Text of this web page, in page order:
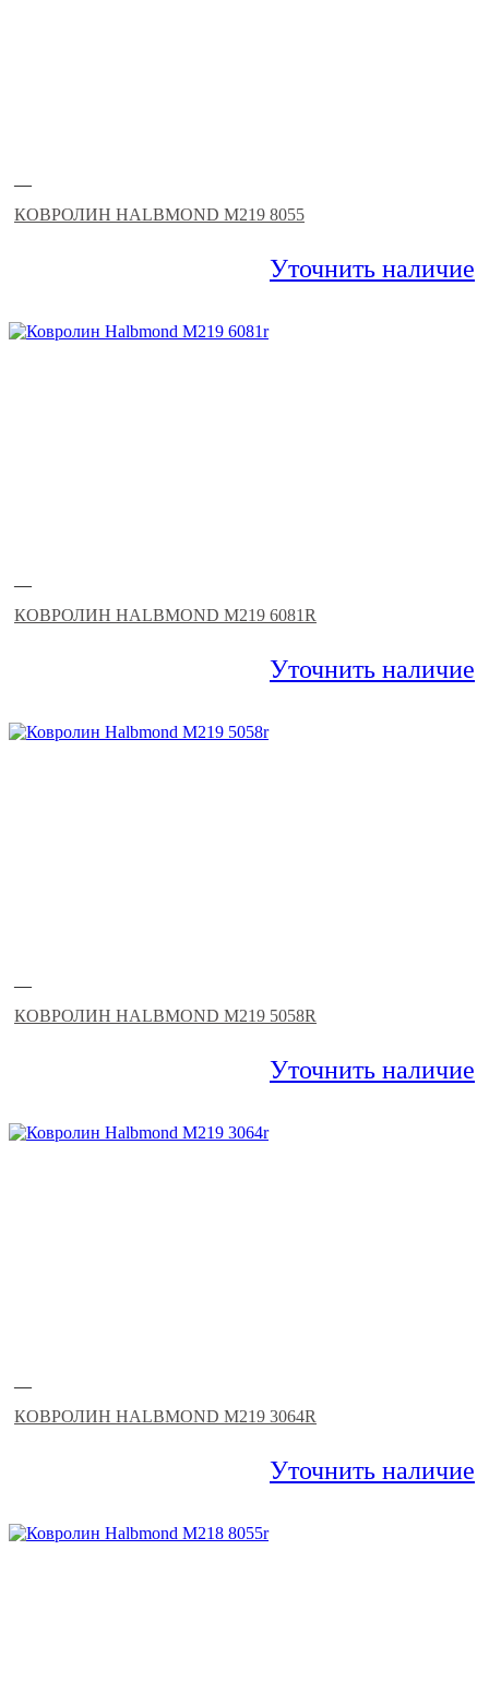
—
КОВРОЛИН HALBMOND M219 8055
Уточнить наличие
—
КОВРОЛИН HALBMOND M219 6081R
Уточнить наличие
—
КОВРОЛИН HALBMOND M219 5058R
Уточнить наличие
—
КОВРОЛИН HALBMOND M219 3064R
Уточнить наличие